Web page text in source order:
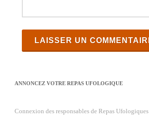
ANNONCEZ VOTRE REPAS UFOLOGIQUE
Connexion des responsables de Repas Ufologiques